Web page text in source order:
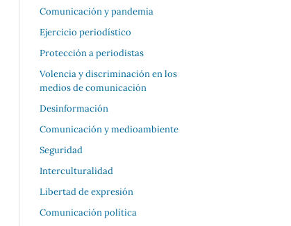
Comunicación y pandemia
Ejercicio periodístico
Protección a periodistas
Volencia y discriminación en los
medios de comunicación
Desinformación
Comunicación y medioambiente
Seguridad
Interculturalidad
Libertad de expresión
Comunicación política